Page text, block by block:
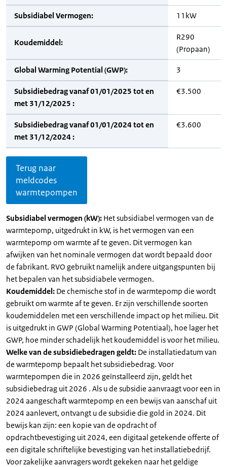
Subsidiabel Vermogen: 11kW
Koudemiddel:
R290
(Propaan)
Global Warming Potential (GWP): 3
Subsidiebedrag vanaf 01/01/2025 tot en
met 31/12/2025 :
€3.500
Subsidiebedrag vanaf 01/01/2024 tot en
met 31/12/2024 :
€3.600
Terug naar
meldcodes
warmtepompen
Subsidiabel vermogen (kW): Het subsidiabel vermogen van de
warmtepomp, uitgedrukt in kW, is het vermogen van een
warmtepomp om warmte af te geven. Dit vermogen kan
afwijken van het nominale vermogen dat wordt bepaald door
de fabrikant. RVO gebruikt namelijk andere uitgangspunten bij
het bepalen van het subsidiabele vermogen.
Koudemiddel: De chemische stof in de warmtepomp die wordt
gebruikt om warmte af te geven. Er zijn verschillende soorten
koudemiddelen met een verschillende impact op het milieu. Dit
is uitgedrukt in GWP (Global Warming Potentiaal), hoe lager het
GWP, hoe minder schadelijk het koudemiddel is voor het milieu.
Welke van de subsidiebedragen geldt: De installatiedatum van
de warmtepomp bepaalt het subsidiebedrag. Voor
warmtepompen die in 2026 geïnstalleerd zijn, geldt het
subsidiebedrag uit 2026 . Als u de subsidie aanvraagt voor een in
2024 aangeschaft warmtepomp en een bewijs van aanschaf uit
2024 aanlevert, ontvangt u de subsidie die gold in 2024. Dit
bewijs kan zijn: een kopie van de opdracht of
opdrachtbevestiging uit 2024, een digitaal getekende offerte of
een digitale schriftelijke bevestiging van het installatiebedrijf.
Voor zakelijke aanvragers wordt gekeken naar het geldige